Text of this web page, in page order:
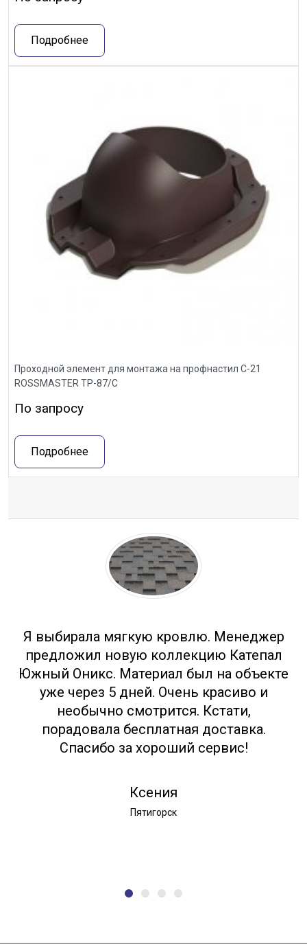
Подробнее
Проходной элемент для монтажа на профнастил С-21
ROSSMASTER ТР-87/С
По запросу
Подробнее
Я выбирала мягкую кровлю. Менеджер
предложил новую коллекцию Катепал
Южный Оникс. Материал был на объекте
уже через 5 дней. Очень красиво и
необычно смотрится. Кстати,
порадовала бесплатная доставка.
Спасибо за хороший сервис!
Ксения
Пятигорск